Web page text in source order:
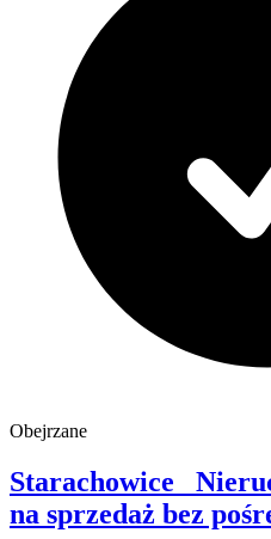
Obejrzane
Starachowice
na sprzedaż bez